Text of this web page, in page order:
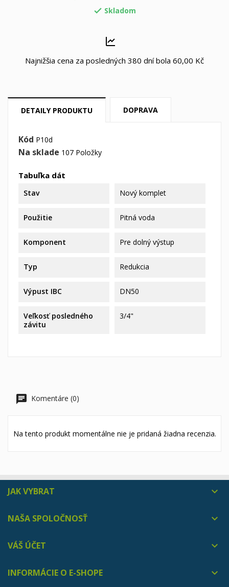
 Skladom
Najnižšia cena za posledných 380 dní bola 60,00 Kč
DETAILY PRODUKTU DOPRAVA
Kód P10d
Na sklade 107 Položky
Tabuľka dát
Stav Nový komplet
Použitie Pitná voda
Komponent Pre dolný výstup
Typ Redukcia
Výpust IBC DN50
Veľkosť posledného
závitu
3/4"
Komentáre (0)
Na tento produkt momentálne nie je pridaná žiadna recenzia.
JAK VYBRAT 
NAŠA SPOLOČNOSŤ 
VÁŠ ÚČET 
INFORMÁCIE O E-SHOPE 